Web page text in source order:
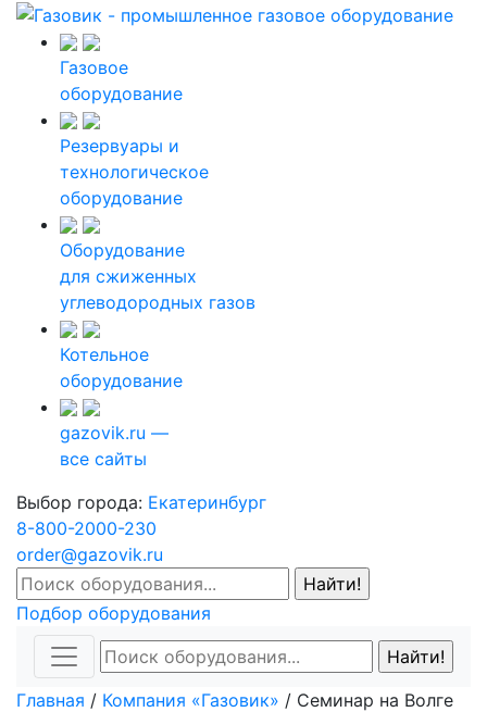
Газовое
оборудование
Резервуары и
технологическое
оборудование
Оборудование
для сжиженных
углеводородных газов
Котельное
оборудование
gazovik.ru —
все сайты
Выбор города: Екатеринбург
8-800-2000-230
order@gazovik.ru
Подбор оборудования
Главная / Компания «Газовик» / Семинар на Волге